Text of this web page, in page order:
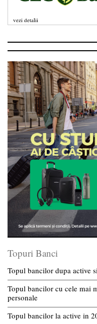
vezi detalii
Topuri Banci
Topul bancilor dupa active
Topul bancilor cu cele mai
personale
Topul bancilor la active in